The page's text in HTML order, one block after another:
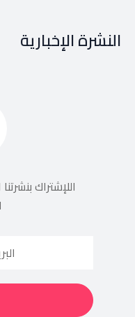
النشرة الإخبارية
اللإشتراك